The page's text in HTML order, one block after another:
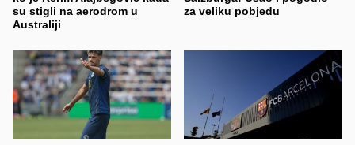
su stigli na aerodrom u
Australiji
za veliku pobjedu